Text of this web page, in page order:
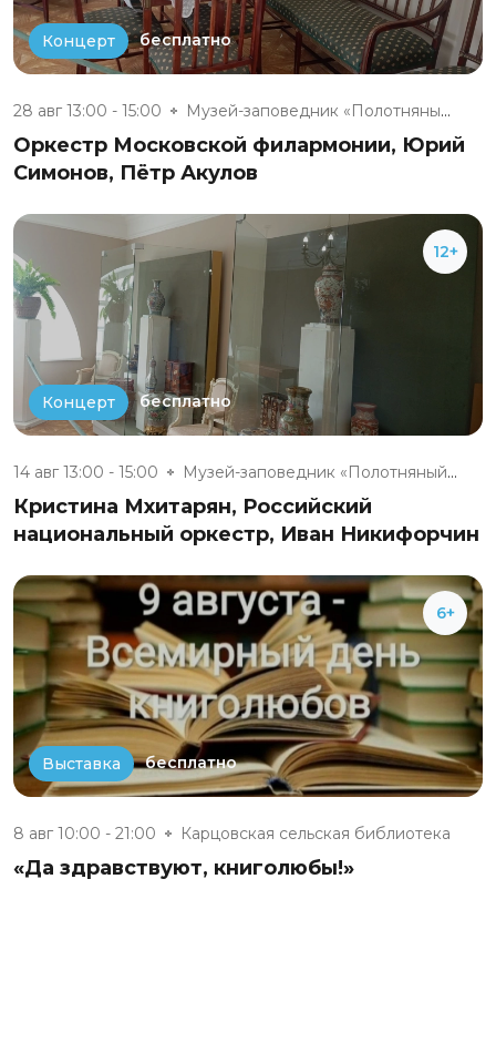
Концерт бесплатно
28 авг 13:00 - 15:00 Музей-заповедник «Полотняный З...
Оркестр Московской филармонии, Юрий
Симонов, Пётр Акулов
12+
Концерт бесплатно
14 авг 13:00 - 15:00 Музей-заповедник «Полотняный З...
Кристина Мхитарян, Российский
национальный оркестр, Иван Никифорчин
6+
Выставка бесплатно
8 авг 10:00 - 21:00 Карцовская сельская библиотека
«Да здравствуют, книголюбы!»